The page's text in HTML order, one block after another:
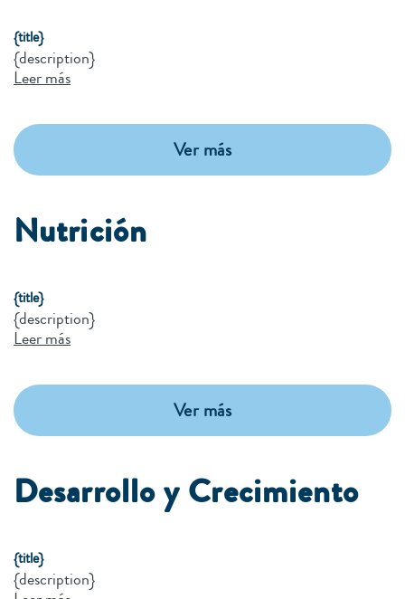
{title}
{description}
Leer más
Ver más
Nutrición
{title}
{description}
Leer más
Ver más
Desarrollo y Crecimiento
{title}
{description}